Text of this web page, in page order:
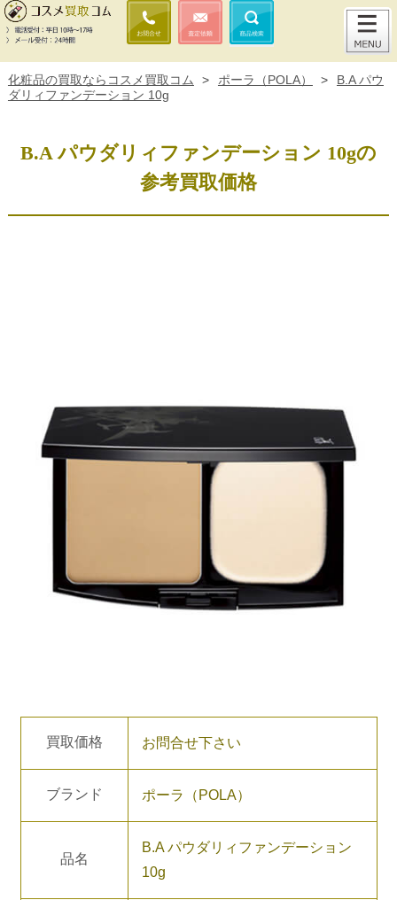
化粧品の買取ならコスメ買取コム > ポーラ（POLA） >
B.A パウ
ダリィファンデーション 10g
B.A パウダリィファンデーション 10gの
参考買取価格
買取価格 お問合せ下さい
ブランド ポーラ（POLA）
品名
B.A パウダリィファンデーション
10g